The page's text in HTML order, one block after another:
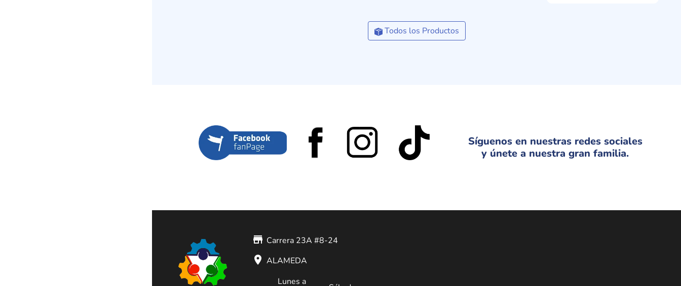
Todos los Productos
Síguenos en nuestras redes sociales
y únete a nuestra gran familia.
store_mall_directory Carrera 23A #8-24
place ALAMEDA
Lunes a